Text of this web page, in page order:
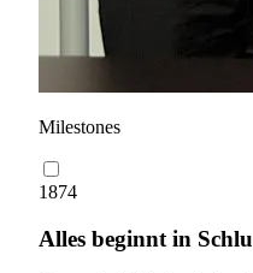
Milestones
1874
Alles beginnt in